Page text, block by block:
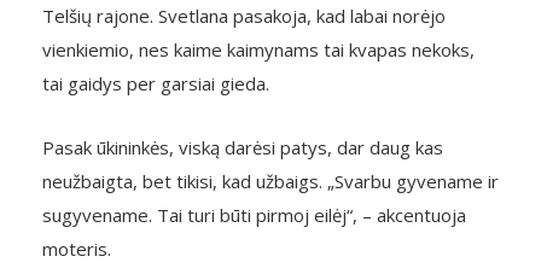
Telšių rajone. Svetlana pasakoja, kad labai norėjo
vienkiemio, nes kaime kaimynams tai kvapas nekoks,
tai gaidys per garsiai gieda.
Pasak ūkininkės, viską darėsi patys, dar daug kas
neužbaigta, bet tikisi, kad užbaigs. „Svarbu gyvename ir
sugyvename. Tai turi būti pirmoj eilėj“, – akcentuoja
moteris.